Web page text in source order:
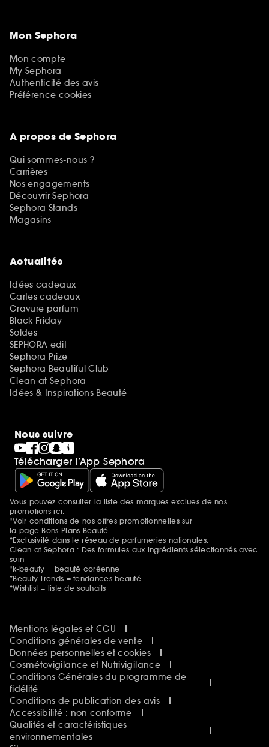
Mon Sephora
Mon compte
My Sephora
Authenticité des avis
Préférence cookies
A propos de Sephora
Qui sommes-nous ?
Carrières
Nos engagements
Découvrir Sephora
Sephora Stands
Magasins
Actualités
Idées cadeaux
Cartes cadeaux
Gravure parfum
Black Friday
Soldes
SEPHORA edit
Sephora Prize
Sephora Beautiful Club
Clean at Sephora
Idées & Inspirations Beauté
Nous suivre
Télécharger l’App Sephora
Mentions additionnelles
Vous pouvez consulter la liste des marques exclues de nos
promotionsici.
*Voir conditions de nos offres promotionnelles sur
la page Bons Plans Beauté.
*Exclusivité dans le réseau de parfumeries nationales.
Clean at Sephora : Des formules aux ingrédients sélectionnés avec
soin
*k-beauty = beauté coréenne
*Beauty Trends = tendances beauté
*Wishlist = liste de souhaits
Mentions légales et CGU
Conditions générales de vente
Données personnelles et cookies
Cosmétovigilance et Nutrivigilance
Conditions Générales du programme de
fidélité
Conditions de publication des avis
Accessibilité : non conforme
Qualités et caractéristiques
environnementales